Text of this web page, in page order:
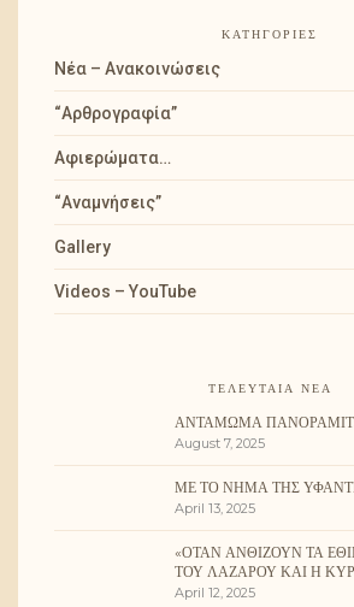
ΚΑΤΗΓΟΡΊΕΣ
Νέα – Ανακοινώσεις
“Αρθρογραφία”
Αφιερώματα…
“Αναμνήσεις”
Gallery
Videos – YouTube
ΤΕΛΕΥΤΑΊΑ ΝΈΑ
ΑΝΤΆΜΩΜΑ
August 7, 2025
ΜΕ ΤΟ ΝΉΜΑ ΤΗΣ
April 13, 2025
«ΌΤΑΝ ΑΝΘΊΖΟΥΝ ΤΑ
ΤΟΥ ΛΑΖΆΡΟΥ ΚΑΙ Η
April 12, 2025